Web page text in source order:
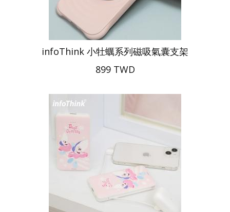
infoThink 小牡蠣系列磁吸氣囊支架
899 TWD